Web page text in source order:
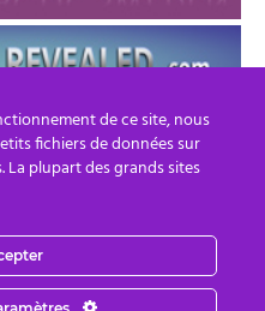
EN
de ce site, nous
fichiers de données sur
plupart des grands sites